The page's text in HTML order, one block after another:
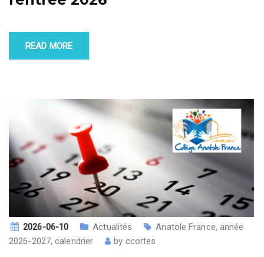
READ MORE
2026-06-10 Actualités Anatole France, année
2026-2027,calendrier by ccortes